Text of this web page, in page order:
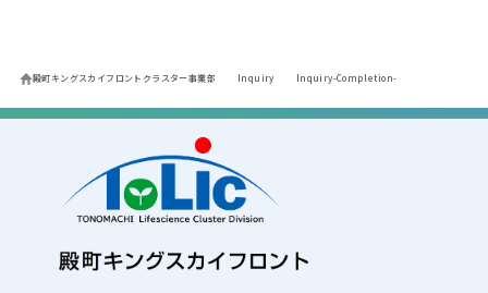
殿町キングスカイフロントクラスター事業部 Inquiry Inquiry-Completion-